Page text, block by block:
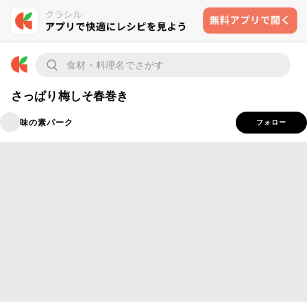
さっぱり梅しそ春巻き
味の素パーク フォロー